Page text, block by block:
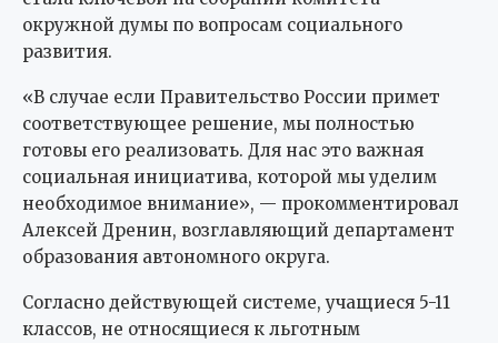
окружной думы по вопросам социального
развития.
«В случае если Правительство России примет
соответствующее решение, мы полностью
готовы его реализовать. Для нас это важная
социальная инициатива, которой мы уделим
необходимое внимание», — прокомментировал
Алексей Дренин, возглавляющий департамент
образования автономного округа.
Согласно действующей системе, учащиеся 5-11
классов, не относящиеся к льготным